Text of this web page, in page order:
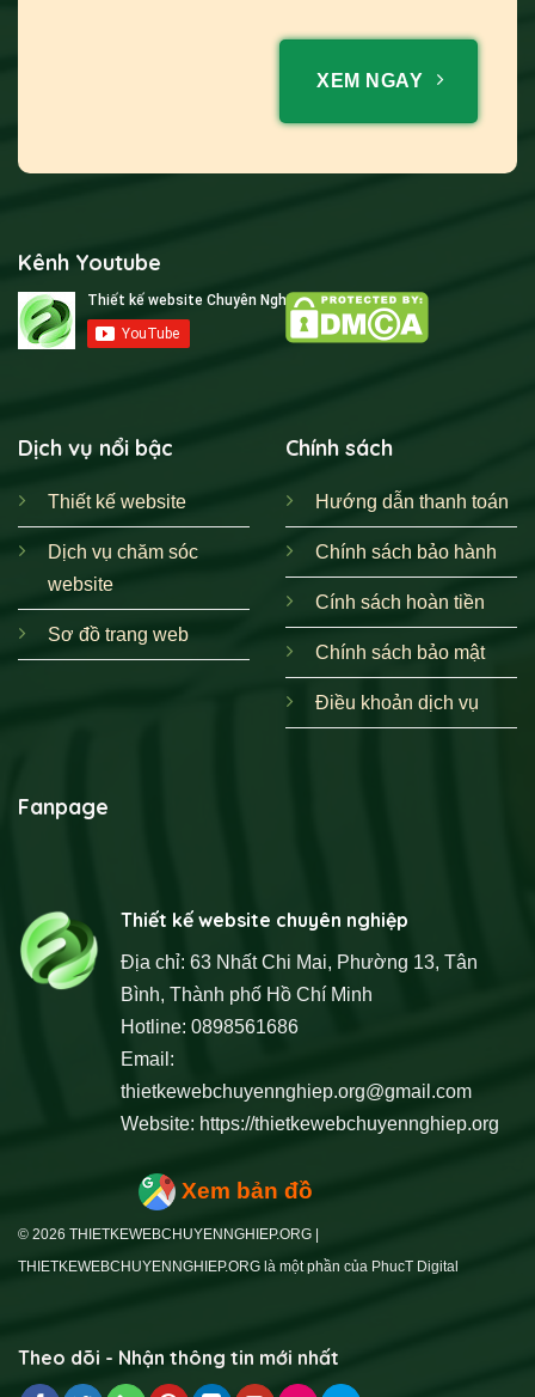
XEM NGAY
Kênh Youtube
Dịch vụ nổi bậc
Thiết kế website
Dịch vụ chăm sóc
website
Sơ đồ trang web
Chính sách
Hướng dẫn thanh toán
Chính sách bảo hành
Cính sách hoàn tiền
Chính sách bảo mật
Điều khoản dịch vụ
Fanpage
Thiết kế website chuyên nghiệp
Địa chỉ: 63 Nhất Chi Mai, Phường 13, Tân
Bình, Thành phố Hồ Chí Minh
Hotline: 0898561686
Email:
thietkewebchuyennghiep.org@gmail.com
Website: https://thietkewebchuyennghiep.org
Xem bản đồ
© 2026 THIETKEWEBCHUYENNGHIEP.ORG |
THIETKEWEBCHUYENNGHIEP.ORG là một phần của PhucT Digital
Theo dõi - Nhận thông tin mới nhất